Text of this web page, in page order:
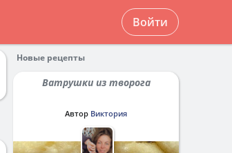
Войти
Новые рецепты
Ватрушки из творога
Автор Виктория